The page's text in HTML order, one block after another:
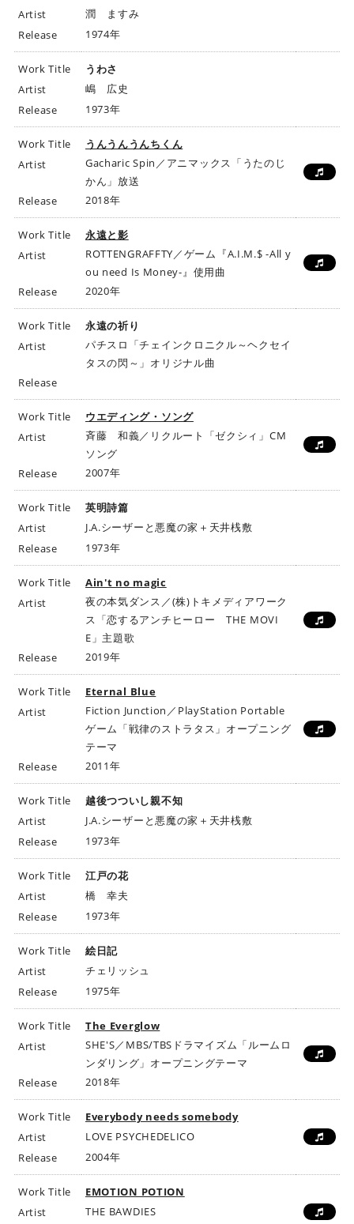
Artist
潤 ますみ
Release
1974年
Work Title
うわさ
Artist
嶋 広史
Release
1973年
Work Title
うんうんうんちくん
Artist
Gacharic Spin／アニマックス「うたのじ
かん」放送
Release
2018年
Work Title
永遠と影
Artist
ROTTENGRAFFTY／ゲーム『A.I.M.$ -All y
ou need Is Money-』使用曲
Release
2020年
Work Title
永遠の祈り
Artist
パチスロ「チェインクロニクル～ヘクセイ
タスの閃～」オリジナル曲
Release
Work Title
ウエディング・ソング
Artist
斉藤 和義／リクルート「ゼクシィ」CM
ソング
Release
2007年
Work Title
英明詩篇
Artist
J.A.シーザーと悪魔の家＋天井桟敷
Release
1973年
Work Title
Ain't no magic
Artist
夜の本気ダンス／(株)トキメディアワーク
ス「恋するアンチヒーロー THE MOVI
E」主題歌
Release
2019年
Work Title
Eternal Blue
Artist
Fiction Junction／PlayStation Portable
ゲーム「戦律のストラタス」オープニング
テーマ
Release
2011年
Work Title
越後つついし親不知
Artist
J.A.シーザーと悪魔の家＋天井桟敷
Release
1973年
Work Title
江戸の花
Artist
橋 幸夫
Release
1973年
Work Title
絵日記
Artist
チェリッシュ
Release
1975年
Work Title
The Everglow
Artist
SHE'S／MBS/TBSドラマイズム「ルームロ
ンダリング」オープニングテーマ
Release
2018年
Work Title
Everybody needs somebody
Artist
LOVE PSYCHEDELICO
Release
2004年
Work Title
EMOTION POTION
Artist
THE BAWDIES